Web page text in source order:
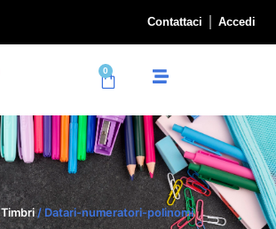
Contattaci Accedi
0
Timbri/ Datari-numeratori-polinomi